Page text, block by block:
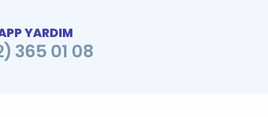
YARDIM
365 01 08